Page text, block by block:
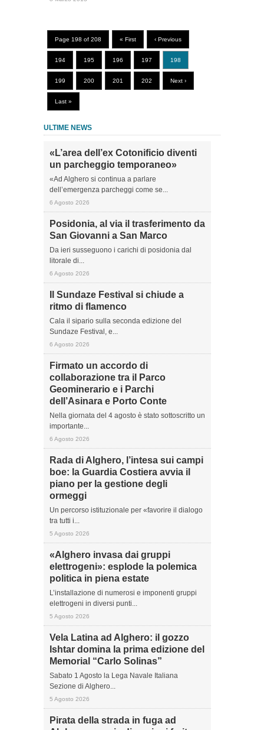
Page 198 of 208 « First ‹ Previous
194 195 196 197 198
199 200 201 202 Next ›
Last »
ULTIME NEWS
«L’area dell’ex Cotonificio diventi
un parcheggio temporaneo»
«Ad Alghero si continua a parlare
dell’emergenza parcheggi come se...
6 Agosto 2026
Posidonia, al via il trasferimento da
San Giovanni a San Marco
Da ieri susseguono i carichi di posidonia dal
litorale di...
6 Agosto 2026
Il Sundaze Festival si chiude a
ritmo di flamenco
Cala il sipario sulla seconda edizione del
Sundaze Festival, e...
6 Agosto 2026
Firmato un accordo di
collaborazione tra il Parco
Geominerario e i Parchi
dell’Asinara e Porto Conte
Nella giornata del 4 agosto è stato sottoscritto un
importante...
6 Agosto 2026
Rada di Alghero, l’intesa sui campi
boe: la Guardia Costiera avvia il
piano per la gestione degli
ormeggi
Un percorso istituzionale per «favorire il dialogo
tra tutti i...
5 Agosto 2026
«Alghero invasa dai gruppi
elettrogeni»: esplode la polemica
politica in piena estate
L’installazione di numerosi e imponenti gruppi
elettrogeni in diversi punti...
5 Agosto 2026
Vela Latina ad Alghero: il gozzo
Ishtar domina la prima edizione del
Memorial “Carlo Solinas”
Sabato 1 Agosto la Lega Navale Italiana
Sezione di Alghero...
5 Agosto 2026
Pirata della strada in fuga ad